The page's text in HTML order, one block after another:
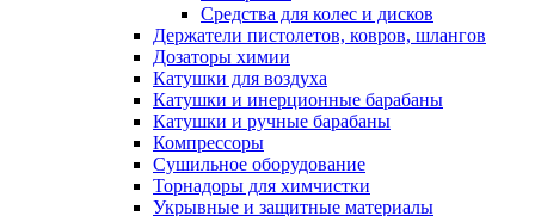
Средства для колес и дисков
Держатели пистолетов, ковров, шлангов
Дозаторы химии
Катушки для воздуха
Катушки и инерционные барабаны
Катушки и ручные барабаны
Компрессоры
Сушильное оборудование
Торнадоры для химчистки
Укрывные и защитные материалы